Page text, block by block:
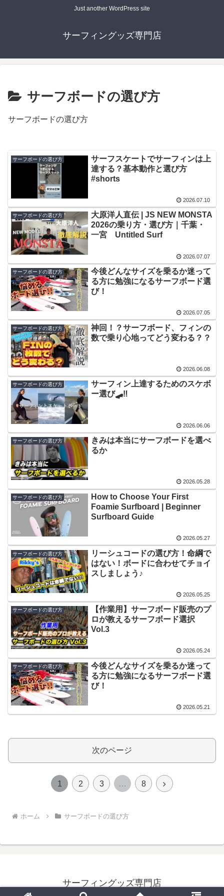
Just another WordPress site
サーフィングッズ専門店
サーフボードの選び方
サーフボードの選び方
サーフボードの選び方
サーフスケートでサーフィンは上
達する？基本動作と選び方
#shorts
2026.07.10
サーフボードの選び方
大原洋人直伝 | JS NEW MONSTA
2026の乗り方・選び方｜千葉・
一宮 Untitled Surf
2026.07.07
サーフボードの選び方
今後どんなサイズを乗るか迷って
る方に勉強になるサーフボード選
び！
2026.07.05
サーフボードの選び方
神回！？サーフボード、フィンの
数で乗り心地ってどう変わる？？
2026.06.08
サーフボードの選び方
サーフィン上達するためのスケボ
ー選び🛹‼️
2026.06.06
サーフボードの選び方
きみは本当にサーフボードを選べ
るか
2026.05.28
サーフボードの選び方
How to Choose Your First
Foamie Surfboard | Beginner
Surfboard Guide
2026.05.27
サーフボードの選び方
リーシュコードの選び方！命綱で
はない！ボードに合わせてチョイ
スしましょう♪
2026.05.25
サーフボードの選び方
【作業用】サーフボード販売のプ
ロが教えるサーフボード選択
Vol.3
2026.05.24
サーフボードの選び方
今後どんなサイズを乗るか迷って
る方に勉強になるサーフボード選
び！
2026.05.21
次のページ
1 2 3 … 8
次
ホーム サーフボードの選び方
サーフィングッズ専門店